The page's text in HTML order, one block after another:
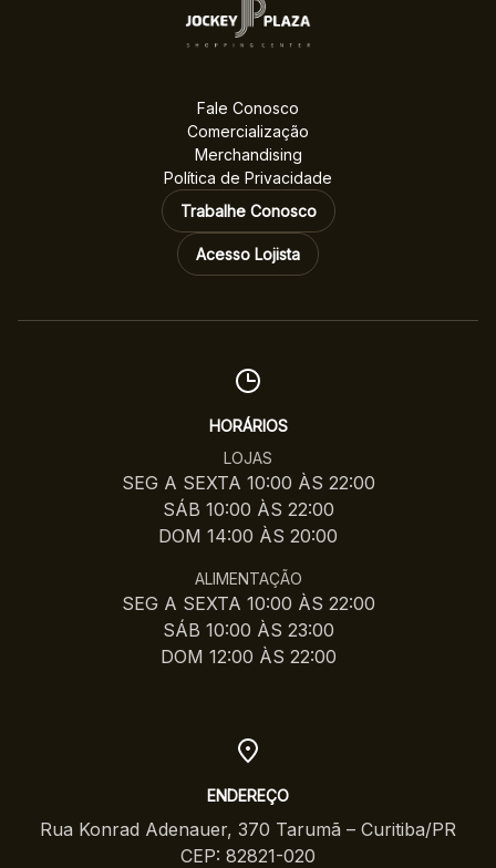
Fale Conosco
Comercialização
Merchandising
Política de Privacidade
Trabalhe Conosco
Acesso Lojista
HORÁRIOS
LOJAS
SEG A SEXTA 10:00 ÀS 22:00
SÁB 10:00 ÀS 22:00
DOM 14:00 ÀS 20:00
ALIMENTAÇÃO
SEG A SEXTA 10:00 ÀS 22:00
SÁB 10:00 ÀS 23:00
DOM 12:00 ÀS 22:00
ENDEREÇO
Rua Konrad Adenauer, 370 Tarumã – Curitiba/PR
CEP: 82821-020